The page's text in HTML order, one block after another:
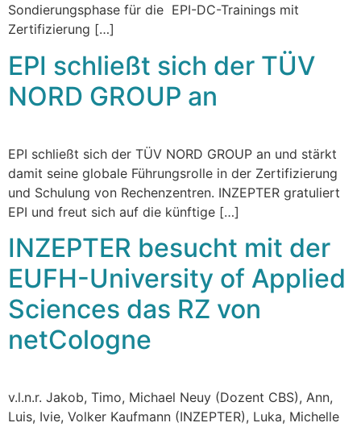
Sondierungsphase für die EPI-DC-Trainings mit
Zertifizierung […]
EPI schließt sich der TÜV
NORD GROUP an
EPI schließt sich der TÜV NORD GROUP an und stärkt
damit seine globale Führungsrolle in der Zertifizierung
und Schulung von Rechenzentren. INZEPTER gratuliert
EPI und freut sich auf die künftige […]
INZEPTER besucht mit der
EUFH-University of Applied
Sciences das RZ von
netCologne
v.l.n.r. Jakob, Timo, Michael Neuy (Dozent CBS), Ann,
Luis, Ivie, Volker Kaufmann (INZEPTER), Luka, Michelle